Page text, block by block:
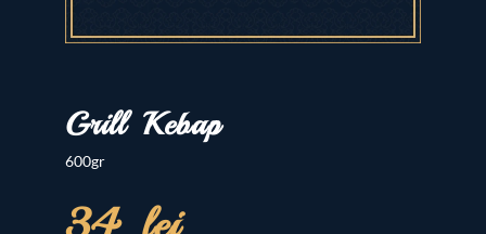
Grill Kebap
600gr